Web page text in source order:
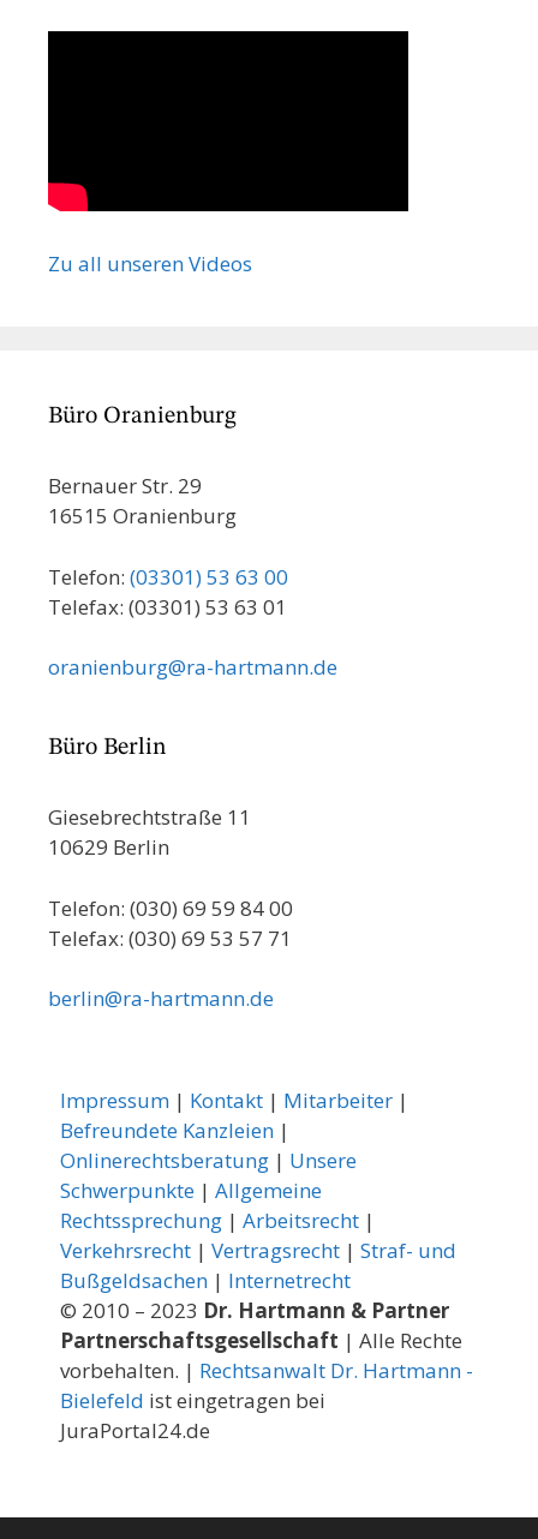
Zu all unseren Videos
Büro Oranienburg
Bernauer Str. 29
16515 Oranienburg
Telefon: (03301) 53 63 00
Telefax: (03301) 53 63 01
oranienburg@ra-hartmann.de
Büro Berlin
Giesebrechtstraße 11
10629 Berlin
Telefon: (030) 69 59 84 00
Telefax: (030) 69 53 57 71
berlin@ra-hartmann.de
Impressum | Kontakt | Mitarbeiter |
Befreundete Kanzleien |
Onlinerechtsberatung | Unsere
Schwerpunkte | Allgemeine
Rechtssprechung | Arbeitsrecht |
Verkehrsrecht | Vertragsrecht | Straf- und
Bußgeldsachen | Internetrecht
© 2010 – 2023 Dr. Hartmann & Partner
Partnerschaftsgesellschaft | Alle Rechte
vorbehalten. | Rechtsanwalt Dr. Hartmann -
Bielefeld ist eingetragen bei
JuraPortal24.de